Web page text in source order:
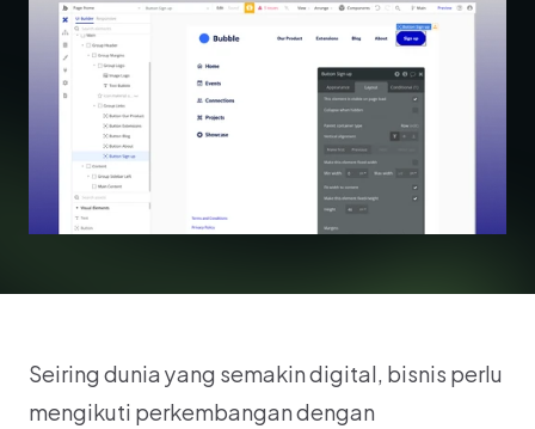
Seiring dunia yang semakin digital, bisnis perlu
mengikuti perkembangan dengan